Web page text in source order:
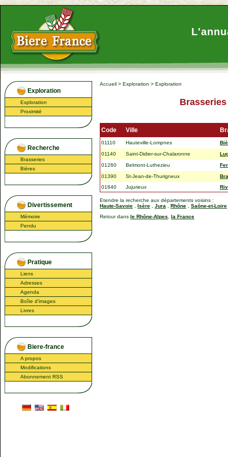
Exploration
Exploration
Proximité
Recherche
Brasseries
Bières
Divertissement
Mémoire
Pendu
Pratique
Liens
Adresses
Agenda
Boîte d'images
Livres
Biere-france
A propos
Modifications
Abonnement RSS
Accueil > Exploration > Exploration
Code Ville
01110 Hauteville-Lompnes
01140
Saint-Didier-sur-Chalaronne
01260
Belmont-Luthezieu
01390
St-Jean-de-Thurigneux
01640
Jujurieux
Etendre la recherche aux départements voisins :
Haute-Savoie
Isère Jura Rhône Saône-et-Loire
Retour dans le Rhône-Alpes la France